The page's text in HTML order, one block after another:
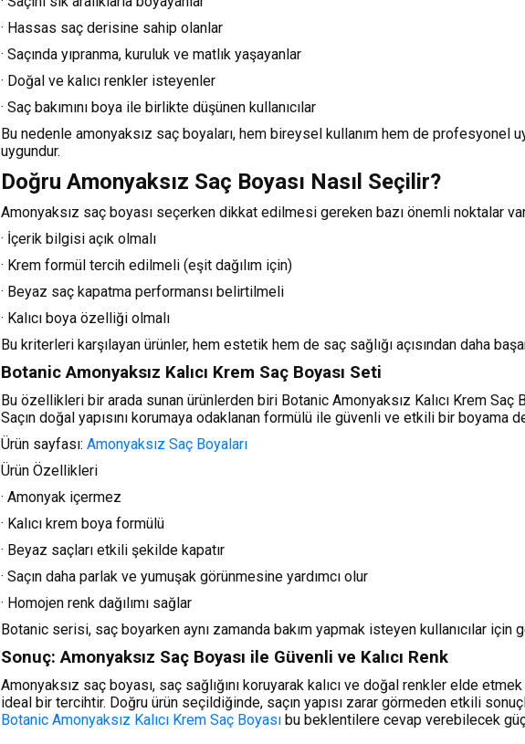
· Hassas saç derisine sahip olanlar
· Saçında yıpranma, kuruluk ve matlık yaşayanlar
· Doğal ve kalıcı renkler isteyenler
· Saç bakımını boya ile birlikte düşünen kullanıcılar
Bu nedenle amonyaksız saç boyaları, hem bireysel kullanım hem de profesyonel
uygundur.
Doğru Amonyaksız Saç Boyası Nasıl Seçilir?
Amonyaksız saç boyası seçerken dikkat edilmesi gereken bazı önemli noktalar
· İçerik bilgisi açık olmalı
· Krem formül tercih edilmeli (eşit dağılım için)
· Beyaz saç kapatma performansı belirtilmeli
· Kalıcı boya özelliği olmalı
Bu kriterleri karşılayan ürünler, hem estetik hem de saç sağlığı açısından daha
Botanic Amonyaksız Kalıcı Krem Saç Boyası Seti
Bu özellikleri bir arada sunan ürünlerden biri Botanic Amonyaksız Kalıcı Krem Saç
Saçın doğal yapısını korumaya odaklanan formülü ile güvenli ve etkili bir boyama
Ürün sayfası: Amonyaksız Saç Boyaları
Ürün Özellikleri
· Amonyak içermez
· Kalıcı krem boya formülü
· Beyaz saçları etkili şekilde kapatır
· Saçın daha parlak ve yumuşak görünmesine yardımcı olur
· Homojen renk dağılımı sağlar
Botanic serisi, saç boyarken aynı zamanda bakım yapmak isteyen kullanıcılar için
Sonuç: Amonyaksız Saç Boyası ile Güvenli ve Kalıcı Renk
Amonyaksız saç boyası, saç sağlığını koruyarak kalıcı ve doğal renkler elde
ideal bir tercihtir. Doğru ürün seçildiğinde, saçın yapısı zarar görmeden etkili
Botanic Amonyaksız Kalıcı Krem Saç Boyası bu beklentilere cevap verebilecek